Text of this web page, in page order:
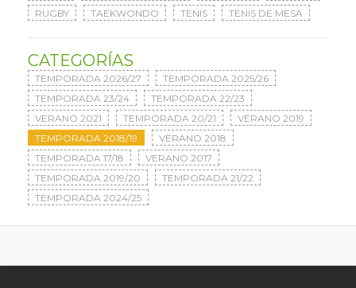
RUGBY
TAEKWONDO TENIS TENIS DE MESA
CATEGORÍAS
TEMPORADA 2026/27
TEMPORADA 2025/26
TEMPORADA 23/24
TEMPORADA 22/23
VERANO 2021
TEMPORADA 20/21
VERANO 2019
TEMPORADA 2018/19
VERANO 2018
TEMPORADA 17/18
VERANO 2017
TEMPORADA 2019/20
TEMPORADA 21/22
TEMPORADA 2024/25